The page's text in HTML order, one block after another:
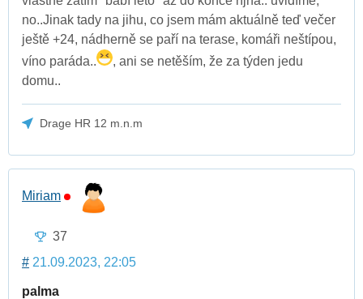
no..Jinak tady na jihu, co jsem mám aktuálně teď večer
ještě +24, nádherně se paří na terase, komáři neštípou,
víno paráda..
, ani se netěším, že za týden jedu
domu..
Drage HR 12 m.n.m
Miriam
37
# 21.09.2023, 22:05
palma